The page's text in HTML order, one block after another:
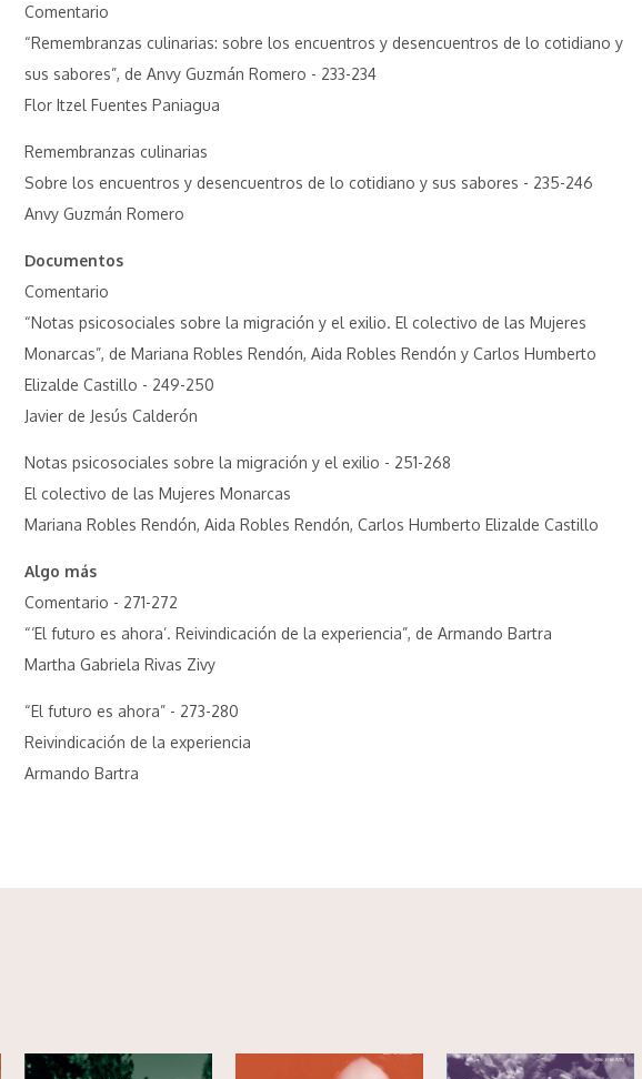
Comentario
“Remembranzas culinarias: sobre los encuentros y desencuentros de lo cotidiano y
sus sabores”, de Anvy Guzmán Romero - 233-234
Flor Itzel Fuentes Paniagua
Remembranzas culinarias
Sobre los encuentros y desencuentros de lo cotidiano y sus sabores - 235-246
Anvy Guzmán Romero
Documentos
Comentario
“Notas psicosociales sobre la migración y el exilio. El colectivo de las Mujeres
Monarcas”, de Mariana Robles Rendón, Aida Robles Rendón y Carlos Humberto
Elizalde Castillo - 249-250
Javier de Jesús Calderón
Notas psicosociales sobre la migración y el exilio - 251-268
El colectivo de las Mujeres Monarcas
Mariana Robles Rendón, Aida Robles Rendón, Carlos Humberto Elizalde Castillo
Algo más
Comentario - 271-272
“‘El futuro es ahora’. Reivindicación de la experiencia”, de Armando Bartra
Martha Gabriela Rivas Zivy
“El futuro es ahora” - 273-280
Reivindicación de la experiencia
Armando Bartra